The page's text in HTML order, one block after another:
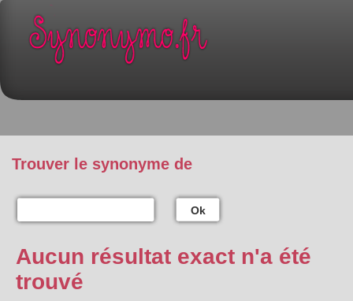
Trouver le synonyme de
Ok
Aucun résultat exact n'a été
trouvé